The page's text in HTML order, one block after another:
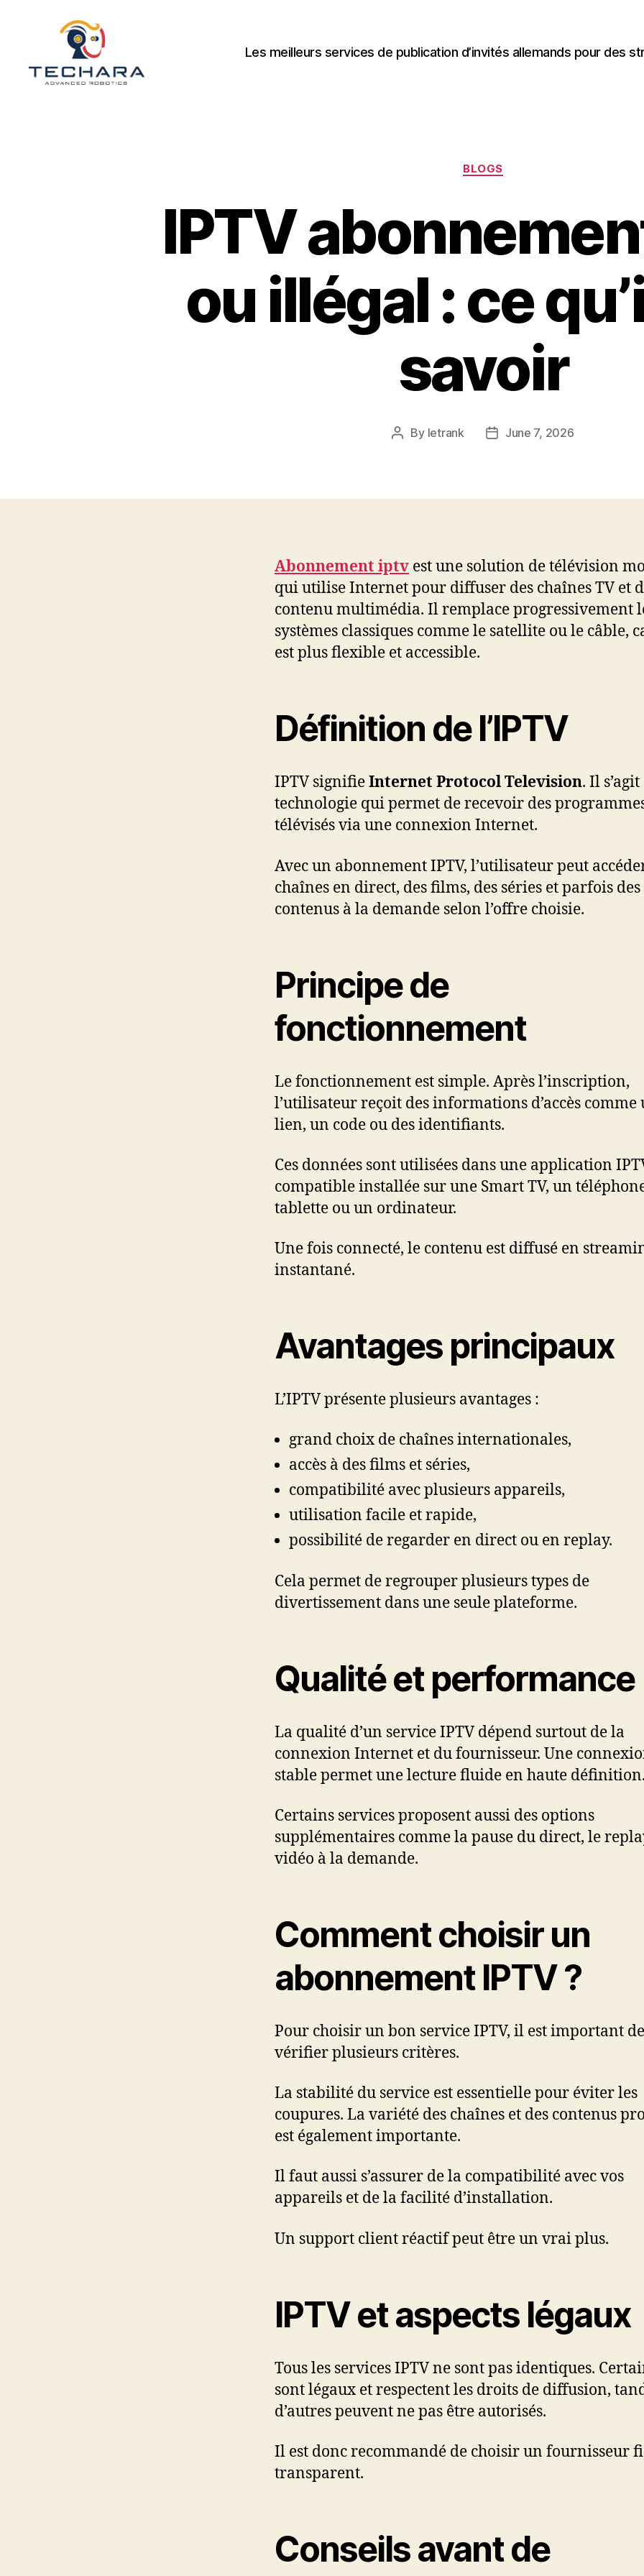
Les meilleurs services de publication d’invités allemands pour des
Categories
BLOGS
IPTV
ou illégal : ce
savoir
Post
By letrank
PostJune 7, 2026
Abonnement iptv est une solution de télévision
qui utilise Internet pour diffuser des chaînes TV et
contenu multimédia. Il remplace progressivement
systèmes classiques comme le satellite ou le câble,
est plus flexible et accessible.
Définition de l’IPTV
IPTV signifieInternet Protocol Television. Il
technologie qui permet de recevoir des
télévisés via une connexion Internet.
Avec un abonnement IPTV, l’utilisateur peut
chaînes en direct, des films, des séries et parfois des
contenus à la demande selon l’offre choisie.
Principe de
fonctionnement
Le fonctionnement est simple. Après l’inscription,
l’utilisateur reçoit des informations d’accès comme
lien, un code ou des identifiants.
Ces données sont utilisées dans une application
compatible installée sur une Smart TV, un
tablette ou un ordinateur.
Une fois connecté, le contenu est diffusé en
instantané.
Avantages principaux
L’IPTV présente plusieurs avantages :
grand choix de chaînes internationales,
accès à des films et séries,
compatibilité avec plusieurs appareils,
utilisation facile et rapide,
possibilité de regarder en direct ou en replay.
Cela permet de regrouper plusieurs types de
divertissement dans une seule plateforme.
Qualité et performance
La qualité d’un service IPTV dépend surtout de la
connexion Internet et du fournisseur. Une
stable permet une lecture fluide en haute définition.
Certains services proposent aussi des options
supplémentaires comme la pause du direct, le
vidéo à la demande.
Comment choisir un
abonnement IPTV ?
Pour choisir un bon service IPTV, il est important de
vérifier plusieurs critères.
La stabilité du service est essentielle pour éviter les
coupures. La variété des chaînes et des contenus
est également importante.
Il faut aussi s’assurer de la compatibilité avec vos
appareils et de la facilité d’installation.
Un support client réactif peut être un vrai plus.
IPTV et aspects légaux
Tous les services IPTV ne sont pas identiques.
sont légaux et respectent les droits de diffusion,
d’autres peuvent ne pas être autorisés.
Il est donc recommandé de choisir un fournisseur
transparent.
Conseils avant de